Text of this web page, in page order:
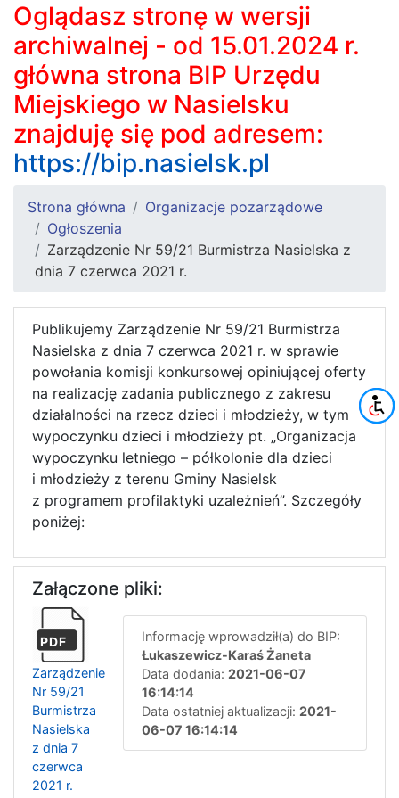
Oglądasz stronę w wersji
archiwalnej - od 15.01.2024 r.
główna strona BIP Urzędu
Miejskiego w Nasielsku
znajduję się pod adresem:
https://bip.nasielsk.pl
Strona główna
Organizacje pozarządowe
Ogłoszenia
Zarządzenie Nr 59/21 Burmistrza Nasielska z
dnia 7 czerwca 2021 r.
Publikujemy Zarządzenie Nr 59/21 Burmistrza
Nasielska z dnia 7 czerwca 2021 r. w sprawie
powołania komisji konkursowej opiniującej oferty
na realizację zadania publicznego z zakresu
działalności na rzecz dzieci i młodzieży, w tym
wypoczynku dzieci i młodzieży pt. „Organizacja
wypoczynku letniego – półkolonie dla dzieci
i młodzieży z terenu Gminy Nasielsk
z programem profilaktyki uzależnień”. Szczegóły
poniżej:
Załączone pliki:
PDF
Zarządzenie
Nr 59/21
Burmistrza
Nasielska
z dnia 7
czerwca
2021 r.
Informację wprowadził(a) do BIP:
Łukaszewicz-Karaś Żaneta
Data dodania: 2021-06-07
16:14:14
Data ostatniej aktualizacji: 2021-
06-07 16:14:14